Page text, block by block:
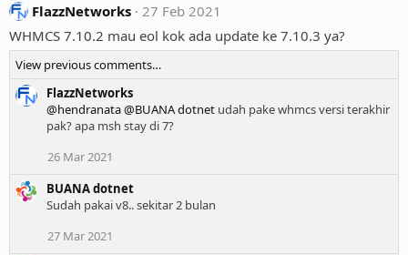
FlazzNetworks
27 Feb 2021
WHMCS 7.10.2 mau eol kok ada update ke 7.10.3 ya?
View previous comments…
FlazzNetworks
@hendranata@BUANA dotnet udah pake whmcs versi terakhir
pak? apa msh stay di 7?
26 Mar 2021
BUANA dotnet
Sudah pakai v8.. sekitar 2 bulan
27 Mar 2021